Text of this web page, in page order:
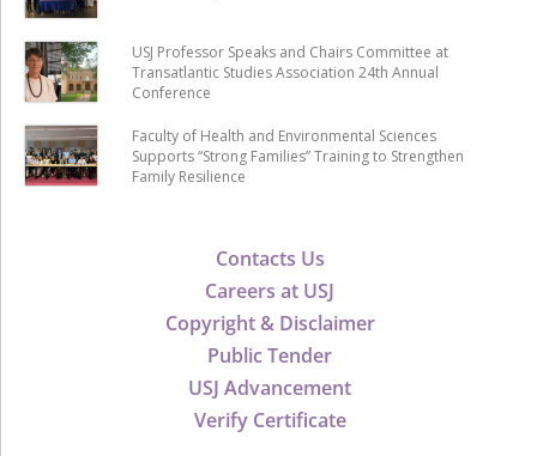
Contacts Us
Careers at USJ
Copyright & Disclaimer
Public Tender
USJ Advancement
Verify Certificate
USJ Professor Speaks and Chairs Committee at
Transatlantic Studies Association 24th Annual
Conference
Faculty of Health and Environmental Sciences
Supports “Strong Families” Training to Strengthen
Family Resilience